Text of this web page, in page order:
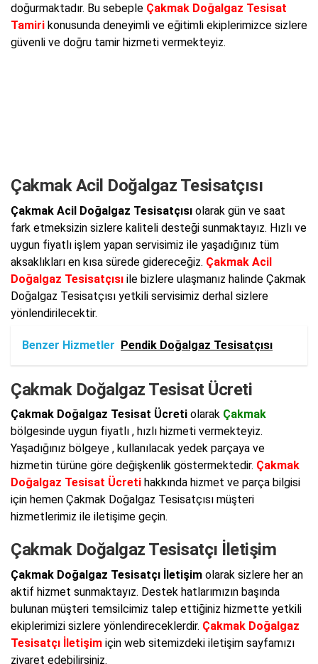
doğurmaktadır. Bu sebeple Çakmak Doğalgaz Tesisat
Tamiri konusunda deneyimli ve eğitimli ekiplerimizce sizlere
güvenli ve doğru tamir hizmeti vermekteyiz.
Çakmak Acil Doğalgaz Tesisatçısı
Çakmak Acil Doğalgaz Tesisatçısı olarak gün ve saat
fark etmeksizin sizlere kaliteli desteği sunmaktayız. Hızlı ve
uygun fiyatlı işlem yapan servisimiz ile yaşadığınız tüm
aksaklıkları en kısa sürede gidereceğiz. Çakmak Acil
Doğalgaz Tesisatçısı ile bizlere ulaşmanız halinde Çakmak
Doğalgaz Tesisatçısı yetkili servisimiz derhal sizlere
yönlendirilecektir.
Benzer Hizmetler Pendik Doğalgaz Tesisatçısı
Çakmak Doğalgaz Tesisat Ücreti
Çakmak Doğalgaz Tesisat Ücreti olarak Çakmak
bölgesinde uygun fiyatlı , hızlı hizmeti vermekteyiz.
Yaşadığınız bölgeye , kullanılacak yedek parçaya ve
hizmetin türüne göre değişkenlik göstermektedir. Çakmak
Doğalgaz Tesisat Ücreti hakkında hizmet ve parça bilgisi
için hemen Çakmak Doğalgaz Tesisatçısı müşteri
hizmetlerimiz ile iletişime geçin.
Çakmak Doğalgaz Tesisatçı İletişim
Çakmak Doğalgaz Tesisatçı İletişim olarak sizlere her an
aktif hizmet sunmaktayız. Destek hatlarımızın başında
bulunan müşteri temsilcimiz talep ettiğiniz hizmette yetkili
ekiplerimizi sizlere yönlendireceklerdir. Çakmak Doğalgaz
Tesisatçı İletişim için web sitemizdeki iletişim sayfamızı
ziyaret edebilirsiniz.